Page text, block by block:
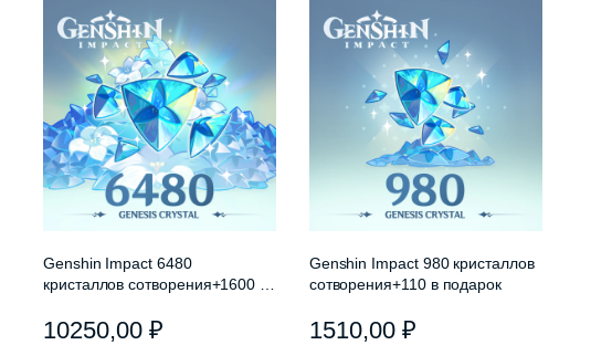
Genshin Impact 6480
кристаллов сотворения+1600 в
10250,00 ₽
Genshin Impact 980 кристаллов
сотворения+110 в подарок
1510,00 ₽